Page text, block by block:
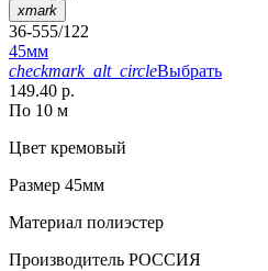
xmark
36-555/122
45мм
checkmark_alt_circleВыбрать
149.40 р.
По 10 м
Цвет кремовый
Размер 45мм
Материал полиэстер
Производитель РОССИЯ